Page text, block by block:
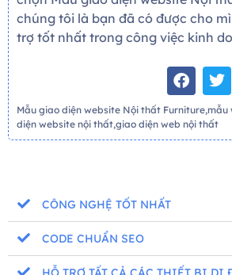
chúng tôi là bạn đã có được cho
trợ tốt nhất trong công việc kinh
Mẫu giao diện website Nội thất
diện website nội thất,giao diện web nội thất
CÔNG NGHỆ TỐT NHẤT
CODE CHUẨN SEO